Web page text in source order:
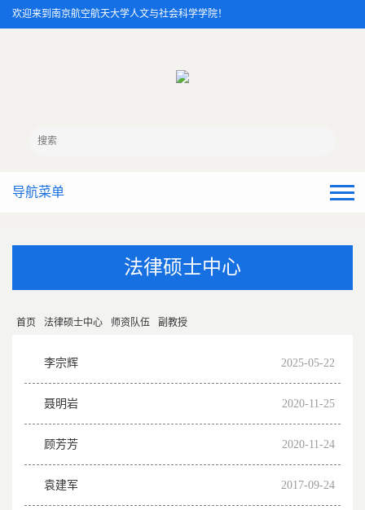
欢迎来到南京航空航天大学人文与社会科学学院！
导航菜单
法律硕士中心
首页 法律硕士中心 师资队伍 副教授
李宗辉 2025-05-22
聂明岩 2020-11-25
顾芳芳 2020-11-24
袁建军 2017-09-24